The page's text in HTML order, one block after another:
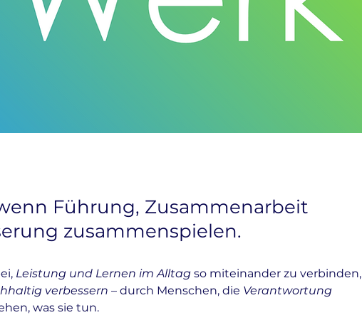
Führung, Zusammenarbeit
zusammenspielen.
Leistung und Lernen im Alltag so miteinander zu verbinden,
verbessern – durch Menschen, die Verantwortung
was sie tun.